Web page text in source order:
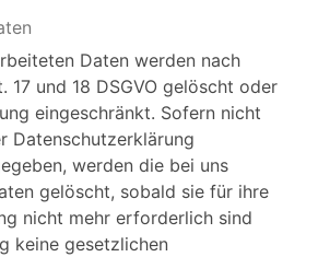
Daten werden nach
17 und 18 DSGVO gelöscht oder
eingeschränkt. Sofern nicht
Datenschutzerklärung
werden die bei uns
gelöscht, sobald sie für ihre
nicht mehr erforderlich sind
keine gesetzlichen